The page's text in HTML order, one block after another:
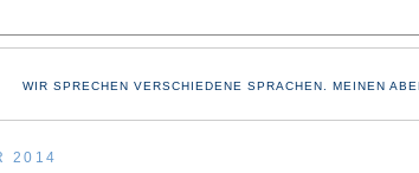
WIR SPRECHEN VERSCHIEDENE SPRACHEN. MEINEN
2014